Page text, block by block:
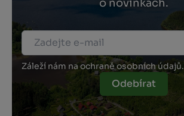
o novinkách.
Záleží nám na ochraně osobních údajů.
Odebírat